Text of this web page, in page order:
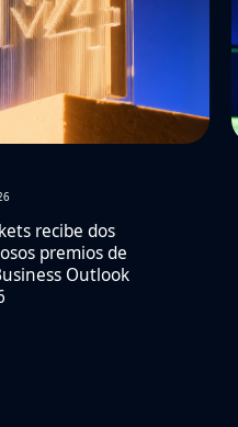
recibe dos
premios de
Outlook